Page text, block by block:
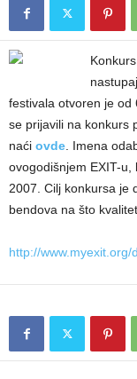
festivala otvoren je
se prijavili na konkurs
naći ovde . Imena
ovogodišnjem EXIT-
2007. Cilj konkursa je
bendova na što
http://www.myexit.org/